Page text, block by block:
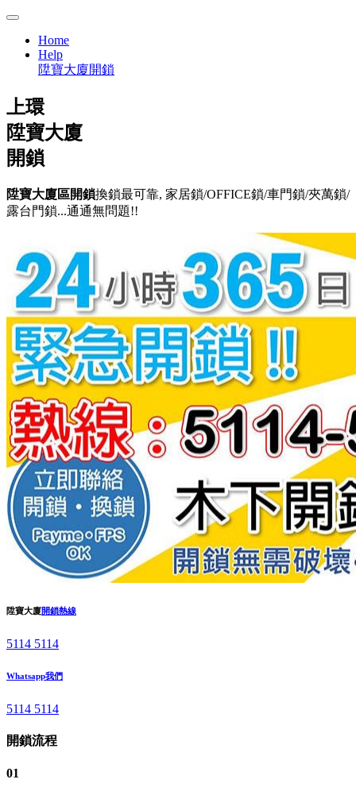
Home
Help
陞寶大廈開鎖
上環
陞寶大廈
開鎖
陞寶大廈區開鎖換鎖最可靠, 家居鎖/OFFICE鎖/車門鎖/夾萬鎖/
露台門鎖...通通無問題!!
陞寶大廈開鎖熱線
5114 5114
Whatsapp我們
5114 5114
開鎖流程
01